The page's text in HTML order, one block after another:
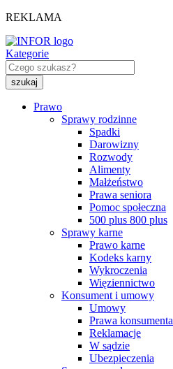
REKLAMA
Kategorie
Prawo
Sprawy rodzinne
Spadki
Darowizny
Rozwody
Alimenty
Małżeństwo
Prawa seniora
Pomoc społeczna
500 plus 800 plus
Sprawy karne
Prawo karne
Kodeks karny
Wykroczenia
Więziennictwo
Konsument i umowy
Umowy
Prawa konsumenta
Reklamacje
W sądzie
Ubezpieczenia